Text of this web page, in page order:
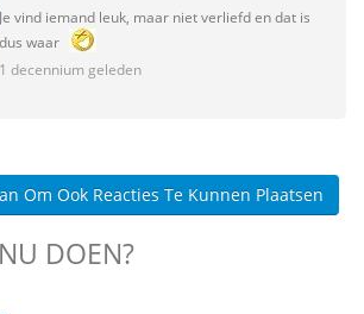
Je vind iemand leuk, maar niet verliefd en dat is
dus waar
1 decennium geleden
Om Ook Reacties Te Kunnen Plaatsen
DOEN?